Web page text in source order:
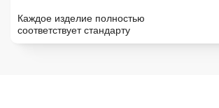
Каждое изделие полностью
соответствует стандарту